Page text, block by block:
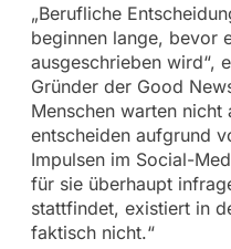
„Berufliche
beginnen lange, bevor
ausgeschrieben wird“,
Gründer der Good
Menschen warten nicht
entscheiden aufgrund
Impulsen im Social-
für sie überhaupt
stattfindet, existiert in
faktisch nicht.“